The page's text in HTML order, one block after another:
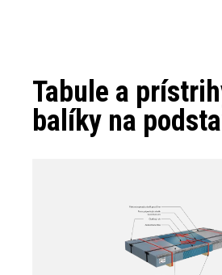
Tabule a
balíky na